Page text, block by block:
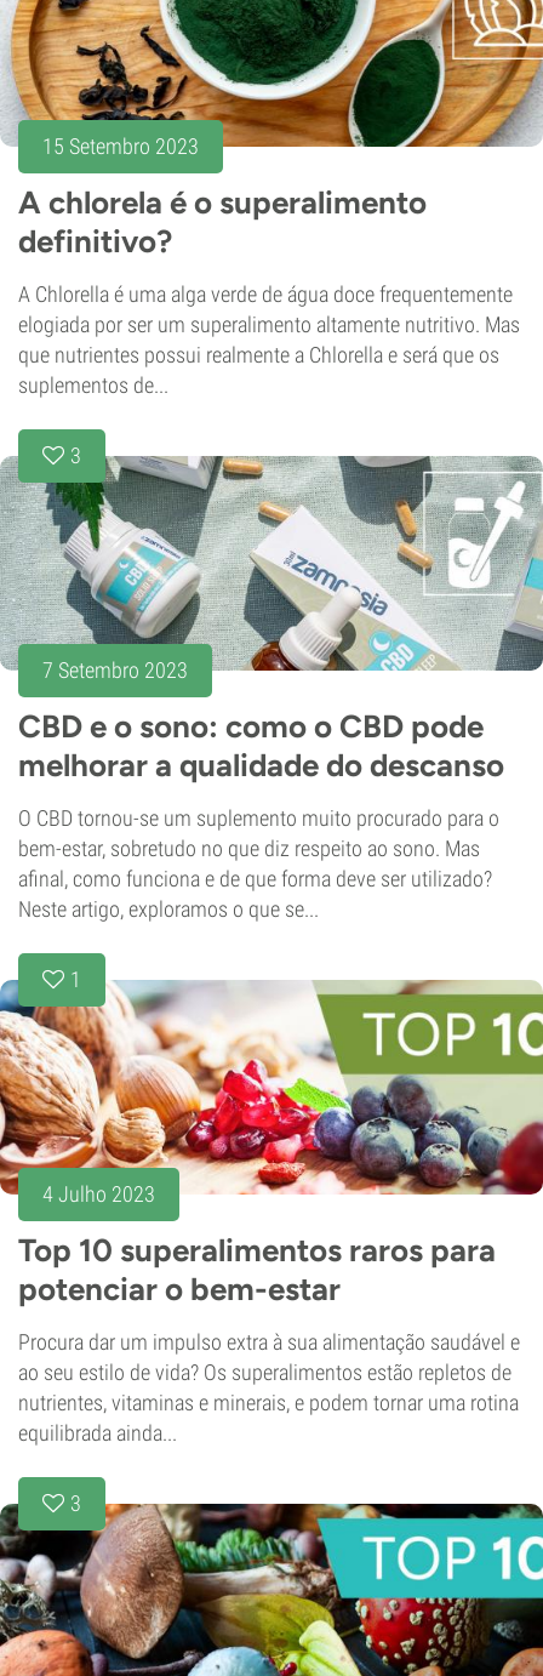
15 Setembro 2023
A chlorela é o superalimento
definitivo?
A Chlorella é uma alga verde de água doce frequentemente
elogiada por ser um superalimento altamente nutritivo. Mas
que nutrientes possui realmente a Chlorella e será que os
suplementos de...
3
7 Setembro 2023
CBD e o sono: como o CBD pode
melhorar a qualidade do descanso
O CBD tornou-se um suplemento muito procurado para o
bem-estar, sobretudo no que diz respeito ao sono. Mas
afinal, como funciona e de que forma deve ser utilizado?
Neste artigo, exploramos o que se...
1
4 Julho 2023
Top 10 superalimentos raros para
potenciar o bem-estar
Procura dar um impulso extra à sua alimentação saudável e
ao seu estilo de vida? Os superalimentos estão repletos de
nutrientes, vitaminas e minerais, e podem tornar uma rotina
equilibrada ainda...
3